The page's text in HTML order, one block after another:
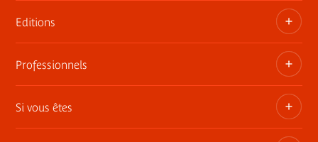
Dossiers, communiqués, bandes annonces
Contact presse
Editions
Les publications du musée
Professionnels
Privatisez les espaces
Si vous êtes